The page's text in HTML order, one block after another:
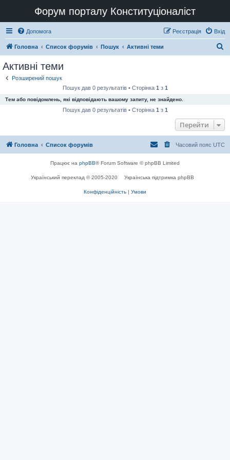
Форум порталу Конституціоналіст
Допомога Вхід
Реєстрація
Головна Список форумів Пошук Активні теми
Активні теми
Розширений пошук
Пошук дав 0 результатів • Сторінка 1 з 1
Тем або повідомлень, які відповідають вашому запиту, не знайдено.
Пошук дав 0 результатів • Сторінка 1 з 1
Перейти
Головна Список форумів Часовий пояс UTC
Працює на phpBB® Forum Software © phpBB Limited
Український переклад © 2005-2020 Українська підтримка phpBB
Конфіденційність | Умови